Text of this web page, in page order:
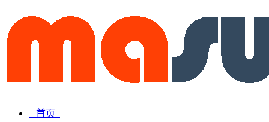
首页